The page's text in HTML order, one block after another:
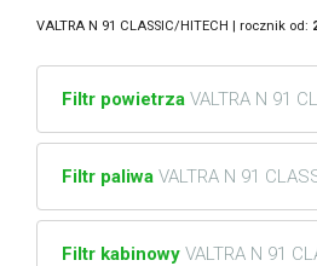
VALTRA N 91 CLASSIC/HITECH | rocznik od:
Filtr powietrza VALTRA N 91
Filtr paliwa VALTRA N 91
Filtr kabinowy VALTRA N 91